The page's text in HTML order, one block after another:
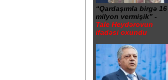
“Qardaşımla birgə 16
milyon vermişik” -
Tale Heydərovun
ifadəsi oxundu